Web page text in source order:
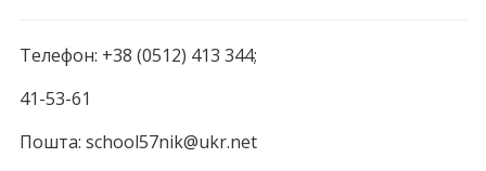
Телефон: +38 (0512) 413 344;
41-53-61
Пошта: school57nik@ukr.net